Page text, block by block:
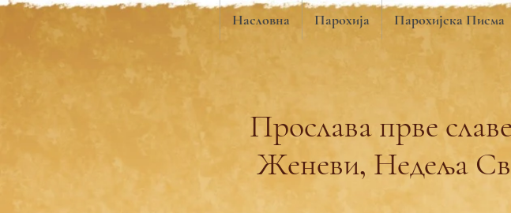
Насловна Парохија Парохијска Писма
Прослава прве
Женеви, Недеља